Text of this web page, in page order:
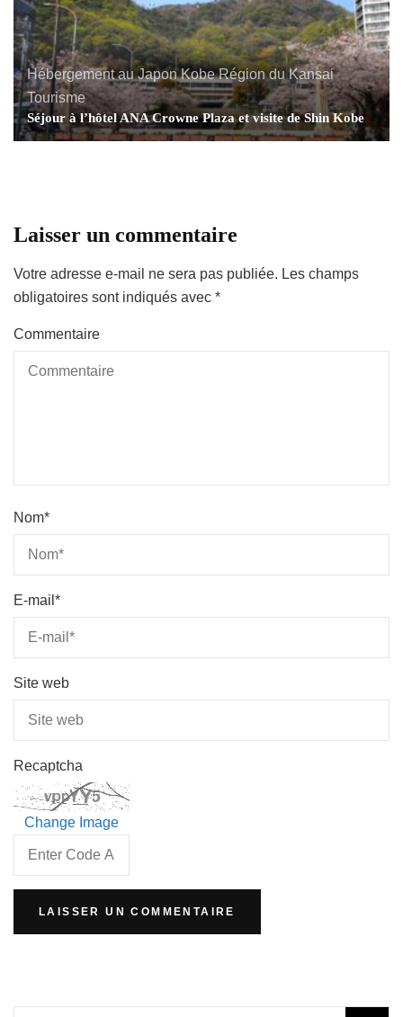
Hébergement au Japon Kobe Région du Kansai
Tourisme
Séjour à l’hôtel ANA Crowne Plaza et visite de Shin Kobe
Laisser un commentaire
Votre adresse e-mail ne sera pas publiée. Les champs
obligatoires sont indiqués avec *
Commentaire
Nom*
E-mail *
Site web
Recaptcha
Change Image